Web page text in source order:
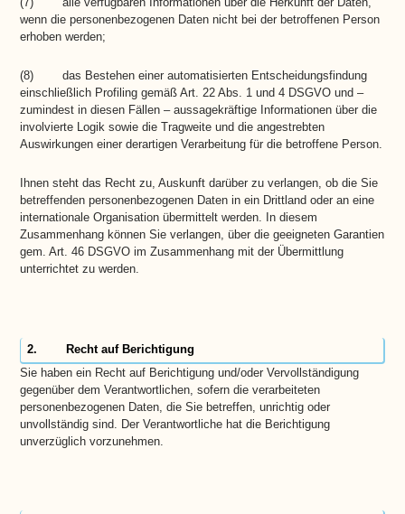
wenn die personenbezogenen Daten nicht bei der betroffenen Person
erhoben werden;
(8) das Bestehen einer automatisierten Entscheidungsfindung
einschließlich Profiling gemäß Art. 22 Abs. 1 und 4 DSGVO und –
zumindest in diesen Fällen – aussagekräftige Informationen über die
involvierte Logik sowie die Tragweite und die angestrebten
Auswirkungen einer derartigen Verarbeitung für die betroffene Person.
Ihnen steht das Recht zu, Auskunft darüber zu verlangen, ob die Sie
betreffenden personenbezogenen Daten in ein Drittland oder an eine
internationale Organisation übermittelt werden. In diesem
Zusammenhang können Sie verlangen, über die geeigneten Garantien
gem. Art. 46 DSGVO im Zusammenhang mit der Übermittlung
unterrichtet zu werden.
2. Recht auf Berichtigung
Sie haben ein Recht auf Berichtigung und/oder Vervollständigung
gegenüber dem Verantwortlichen, sofern die verarbeiteten
personenbezogenen Daten, die Sie betreffen, unrichtig oder
unvollständig sind. Der Verantwortliche hat die Berichtigung
unverzüglich vorzunehmen.